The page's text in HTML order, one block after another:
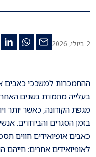
2 ביולי, 2026
ההתמכרות למשככי כאבים
בעלייה מתמדת בשנים
מגפת הקורונה, כאשר יותר
בזמן הסגרים והבידודים.
כאבים אופיואידים חווים
לאופיואידים אחרים: